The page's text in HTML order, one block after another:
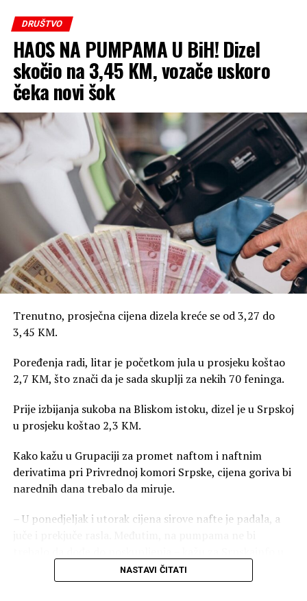
DRUŠTVO
HAOS NA PUMPAMA U BiH! Dizel
skočio na 3,45 KM, vozače uskoro
čeka novi šok
Trenutno, prosječna cijena dizela kreće se od 3,27 do
3,45 KM.
Poređenja radi, litar je početkom jula u prosjeku koštao
2,7 KM, što znači da je sada skuplji za nekih 70 feninga.
Prije izbijanja sukoba na Bliskom istoku, dizel je u Srpskoj
u prosjeku koštao 2,3 KM.
Kako kažu u Grupaciji za promet naftom i naftnim
derivatima pri Privrednoj komori Srpske, cijena goriva bi
narednih dana trebalo da miruje.
– U ponedjeljak i utorak cijena sirove nafte je padala, a
NASTAVI ČITATI